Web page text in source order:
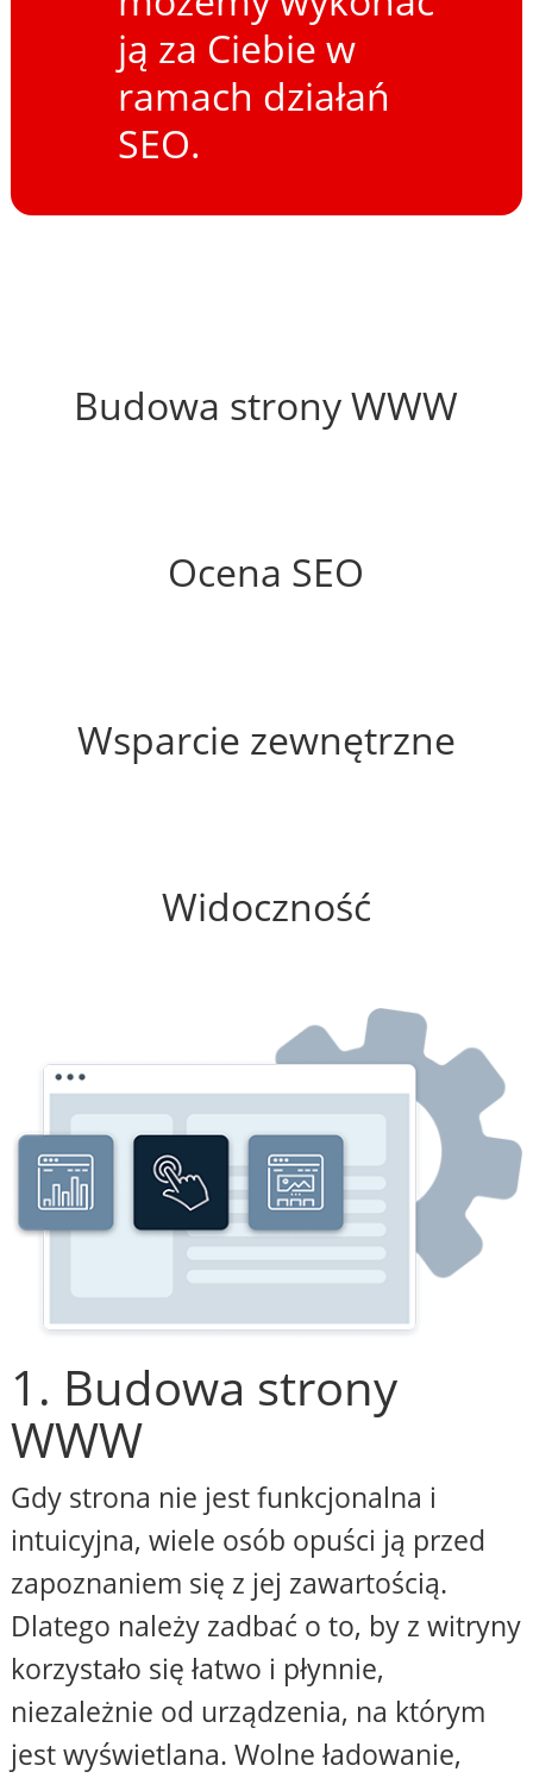
ją za Ciebie w
ramach działań
SEO.
Budowa strony WWW
Ocena SEO
Wsparcie zewnętrzne
Widoczność
1. Budowa strony
WWW
Gdy strona nie jest funkcjonalna i
intuicyjna, wiele osób opuści ją przed
zapoznaniem się z jej zawartością.
Dlatego należy zadbać o to, by z witryny
korzystało się łatwo i płynnie,
niezależnie od urządzenia, na którym
jest wyświetlana. Wolne ładowanie,